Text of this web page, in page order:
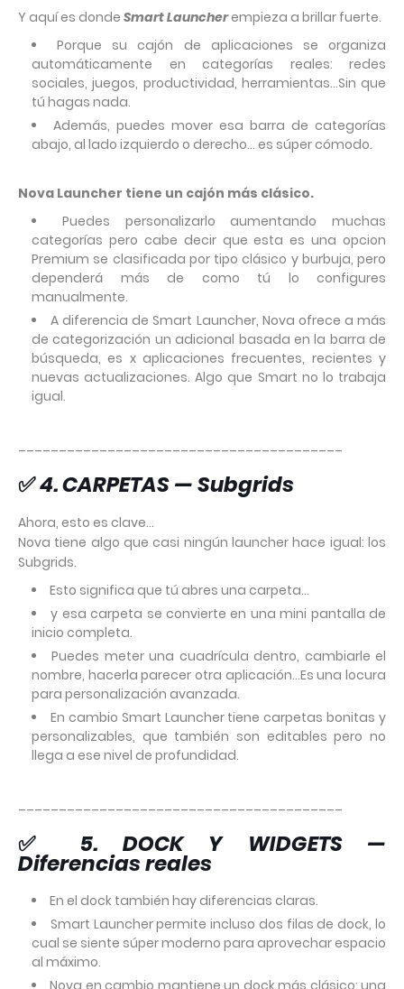
Y aquí es donde Smart Launcherempieza a brillar fuerte.
Porque su cajón de aplicaciones se organiza
automáticamente en categorías reales: redes
sociales, juegos, productividad, herramientas…Sin que
tú hagas nada.
Además, puedes mover esa barra de categorías
abajo, al lado izquierdo o derecho… es súper cómodo.
Nova Launcher tiene un cajón más clásico.
Puedes personalizarlo aumentando muchas
categorías pero cabe decir que esta es una opcion
Premium se clasificada por tipo clásico y burbuja, pero
dependerá más de como tú lo configures
manualmente.
A diferencia de Smart Launcher, Nova ofrece a más
de categorización un adicional basada en la barra de
búsqueda, es x aplicaciones frecuentes, recientes y
nuevas actualizaciones. Algo que Smart no lo trabaja
igual.
✅4. CARPETAS — Subgrids
Ahora, esto es clave…
Nova tiene algo que casi ningún launcher hace igual: los
Subgrids.
Esto significa que tú abres una carpeta…
y esa carpeta se convierte en una mini pantalla de
inicio completa.
Puedes meter una cuadrícula dentro, cambiarle el
nombre, hacerla parecer otra aplicación…Es una locura
para personalización avanzada.
En cambio Smart Launcher tiene carpetas bonitas y
personalizables, que también son editables pero no
llega a ese nivel de profundidad.
✅ 5. DOCK Y WIDGETS —
Diferencias reales
En el dock también hay diferencias claras.
Smart Launcher permite incluso dos filas de dock, lo
cual se siente súper moderno para aprovechar espacio
al máximo.